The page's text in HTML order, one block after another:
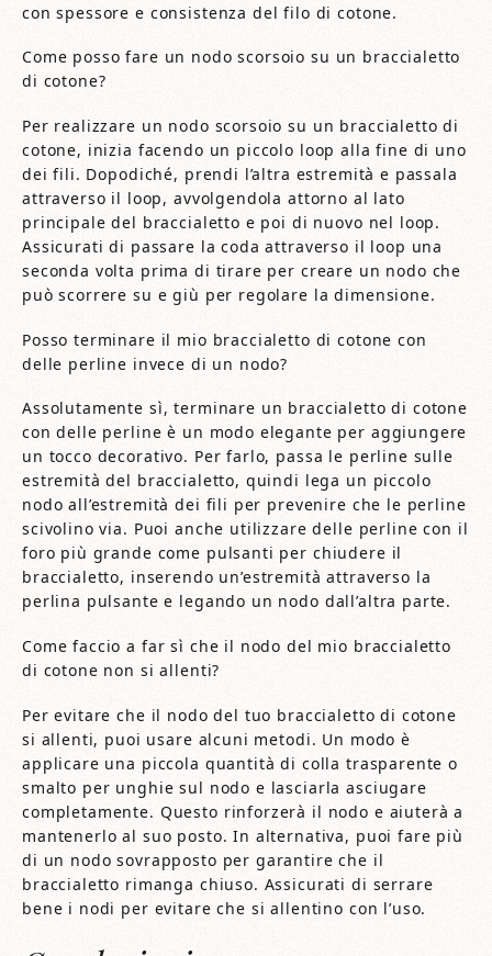
con spessore e consistenza del filo di cotone.
Come posso fare un nodo scorsoio su un braccialetto
di cotone?
Per realizzare un nodo scorsoio su un braccialetto di
cotone, inizia facendo un piccolo loop alla fine di uno
dei fili. Dopodiché, prendi l’altra estremità e passala
attraverso il loop, avvolgendola attorno al lato
principale del braccialetto e poi di nuovo nel loop.
Assicurati di passare la coda attraverso il loop una
seconda volta prima di tirare per creare un nodo che
può scorrere su e giù per regolare la dimensione.
Posso terminare il mio braccialetto di cotone con
delle perline invece di un nodo?
Assolutamente sì, terminare un braccialetto di cotone
con delle perline è un modo elegante per aggiungere
un tocco decorativo. Per farlo, passa le perline sulle
estremità del braccialetto, quindi lega un piccolo
nodo all’estremità dei fili per prevenire che le perline
scivolino via. Puoi anche utilizzare delle perline con il
foro più grande come pulsanti per chiudere il
braccialetto, inserendo un’estremità attraverso la
perlina pulsante e legando un nodo dall’altra parte.
Come faccio a far sì che il nodo del mio braccialetto
di cotone non si allenti?
Per evitare che il nodo del tuo braccialetto di cotone
si allenti, puoi usare alcuni metodi. Un modo è
applicare una piccola quantità di colla trasparente o
smalto per unghie sul nodo e lasciarla asciugare
completamente. Questo rinforzerà il nodo e aiuterà a
mantenerlo al suo posto. In alternativa, puoi fare più
di un nodo sovrapposto per garantire che il
braccialetto rimanga chiuso. Assicurati di serrare
bene i nodi per evitare che si allentino con l’uso.